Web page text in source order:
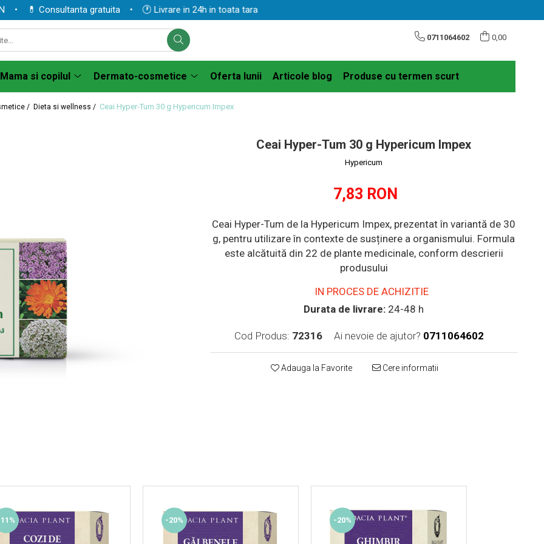
• 💊 Consultanta gratuita • 🕐 Livrare in 24h in toata tara
0711064602 0,00
Mama si copilul Dermato-cosmetice Oferta lunii Articole blog Produse cu termen scurt
/ Dieta si wellness / Ceai Hyper-Tum 30 g Hypericum Impex
Ceai Hyper-Tum 30 g Hypericum Impex
Hypericum
7,83 RON
Ceai Hyper-Tum de la Hypericum Impex, prezentat în variantă de 30
g, pentru utilizare în contexte de susținere a organismului. Formula
este alcătuită din 22 de plante medicinale, conform descrierii
produsului
IN PROCES DE ACHIZITIE
Durata de livrare: 24-48 h
Cod Produs: 72316 Ai nevoie de ajutor? 0711064602
Adauga la Favorite Cere informatii
-20% -20%